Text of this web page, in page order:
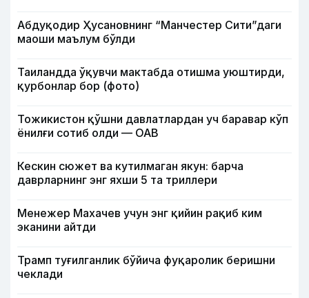
Абдуқодир Ҳусановнинг “Манчестер Сити”даги
маоши маълум бўлди
Таиландда ўқувчи мактабда отишма уюштирди,
қурбонлар бор (фото)
Тожикистон қўшни давлатлардан уч баравар кўп
ёнилғи сотиб олди — ОАВ
Кескин сюжет ва кутилмаган якун: барча
даврларнинг энг яхши 5 та триллери
Менежер Махачев учун энг қийин рақиб ким
эканини айтди
Трамп туғилганлик бўйича фуқаролик беришни
чеклади